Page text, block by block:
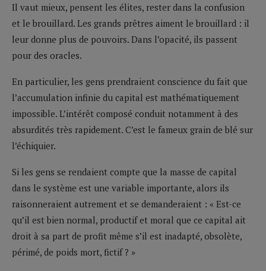
Il vaut mieux, pensent les élites, rester dans la confusion
et le brouillard. Les grands prêtres aiment le brouillard : il
leur donne plus de pouvoirs. Dans l’opacité, ils passent
pour des oracles.
En particulier, les gens prendraient conscience du fait que
l’accumulation infinie du capital est mathématiquement
impossible. L’intérêt composé conduit notamment à des
absurdités très rapidement. C’est le fameux grain de blé sur
l’échiquier.
Si les gens se rendaient compte que la masse de capital
dans le système est une variable importante, alors ils
raisonneraient autrement et se demanderaient : « Est-ce
qu’il est bien normal, productif et moral que ce capital ait
droit à sa part de profit même s’il est inadapté, obsolète,
périmé, de poids mort, fictif ? »